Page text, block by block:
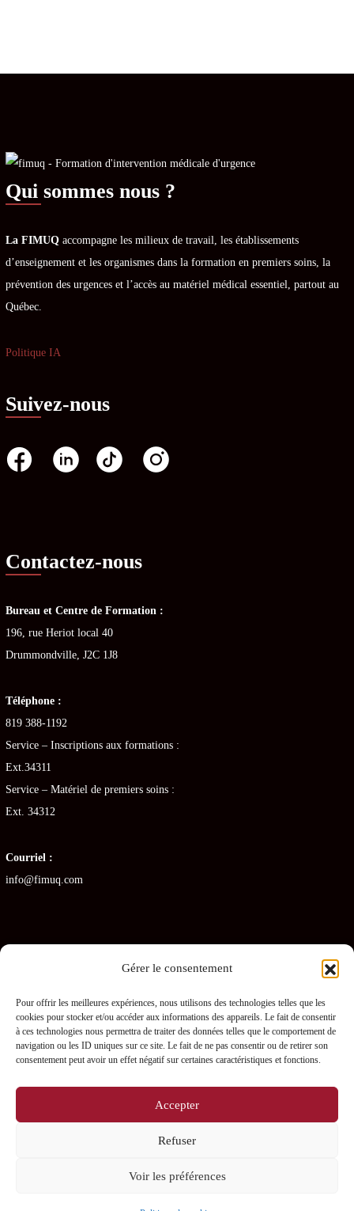
Gérer le consentement
Pour offrir les meilleures expériences, nous utilisons des technologies telles que les
cookies pour stocker et/ou accéder aux informations des appareils. Le fait de consentir
à ces technologies nous permettra de traiter des données telles que le comportement de
navigation ou les ID uniques sur ce site. Le fait de ne pas consentir ou de retirer son
consentement peut avoir un effet négatif sur certaines caractéristiques et fonctions.
Accepter
Refuser
Voir les préférences
Qui sommes nous ?
La FIMUQ accompagne les milieux de travail, les établissements
d’enseignement et les organismes dans la formation en premiers soins, la
prévention des urgences et l’accès au matériel médical essentiel, partout au
Québec.
Politique IA
Suivez-nous
Contactez-nous
Bureau et Centre de Formation :
196, rue Heriot local 40
Drummondville, J2C 1J8
Téléphone :
819 388-1192
Service – Inscriptions aux formations :
Ext.34311
Service – Matériel de premiers soins :
Ext. 34312
Courriel :
info@fimuq.com
Articles récents
Combiner la RCR et la PDSB : une formation gagnante pour les CHSLD
Premiers soins en RPA : quelles sont les obligations pour les gestionnaires ?
Prévenir les blessures chez les préposés – L’importance des PDSB